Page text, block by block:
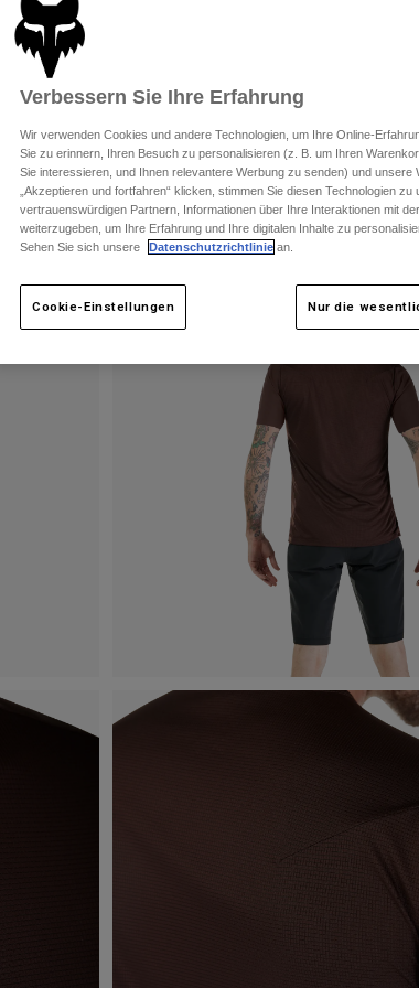
Verbessern Sie Ihre Erfahrung
Wir verwenden Cookies und andere Technologien, um Ihre Online-
Sie zu erinnern, Ihren Besuch zu personalisieren (z. B. um Ihren
Sie interessieren, und Ihnen relevantere Werbung zu senden) und
„Akzeptieren und fortfahren“ klicken, stimmen Sie diesen Technologien
vertrauenswürdigen Partnern, Informationen über Ihre Interaktionen mit
weiterzugeben, um Ihre Erfahrung und Ihre digitalen Inhalte zu
Sehen Sie sich unsere
Datenschutzrichtlinie an.
Cookie-Einstellungen Nur die